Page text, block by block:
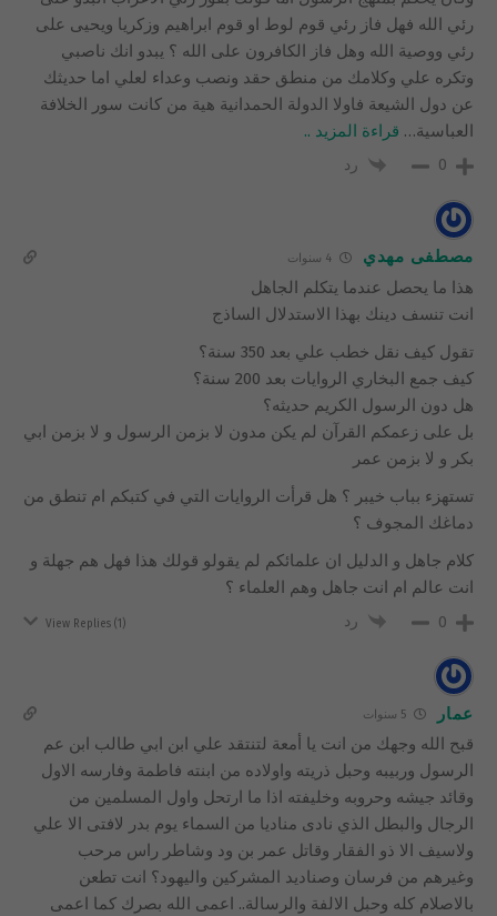
رئي الله فهل فاز رئي قوم لوط او قوم ابراهيم وزكريا ويحيى على
رئي ووصية الله وهل فاز الكافرون على الله ؟ يبدو انك ناصبي
وتكره علي وكلامك من منطق حقد ونصب وعداء لعلي اما حديثك
عن دول الشيعة فاولا الدولة الحمدانية هية من كانت سور الخلافة
العباسية… قراءة المزيد ..
0 رد
مصطفى مهدي
هذا ما يحصل عندما يتكلم الجاهل
انت تنسف دينك بهذا الاستدلال الساذج
تقول كيف نقل خطب علي بعد 350 سنة؟
كيف جمع البخاري الروايات بعد 200 سنة؟
هل دون الرسول الكريم حديثه؟
بل على زعمكم القرآن لم يكن مدون لا بزمن الرسول و لا بزمن ابي
بكر و لا بزمن عمر
تستهزء بباب خيبر ؟ هل قرأت الروايات التي في كتبكم ام تنطق من
دماغك المجوف ؟
كلام جاهل و الدليل ان علمائكم لم يقولو قولك هذا فهل هم جهلة و
انت عالم ام انت جاهل وهم العلماء ؟
0 رد View Replies (1)
عمار
قبح الله وجهك من انت يا أمعة لتنتقد علي ابن ابي طالب ابن عم
الرسول وربيبه وحبل ذريته واولاده من ابنته فاطمة وفارسه الاول
وقائد جيشه وحروبه وخليفته اذا ما ارتحل واول المسلمين من
الرجال والبطل الذي نادى مناديا من السماء يوم بدر لافتى الا علي
ولاسيف الا ذو الفقار وقاتل عمر بن ود وشاطر راس مرحب
وغيرهم من فرسان وصناديد المشركين واليهود؟ انت تطعن
بالاصلام كله وحبل الالفة والرسالة.. اعمى الله بصرك كما اعمى